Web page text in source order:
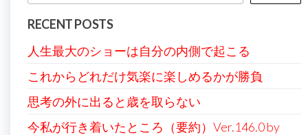
ジ
送
り
RECENT POSTS
人生最大のショーは自分の内側で起こる
これからどれだけ気楽に楽しめるかが勝負
思考の外に出ると歳を取らない
今私が行き着いたところ（要約）Ver.146.0 by